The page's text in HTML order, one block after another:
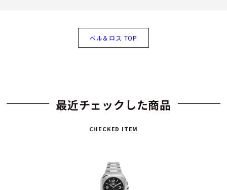
ベル＆ロス TOP
最近チェックした商品
CHECKED ITEM